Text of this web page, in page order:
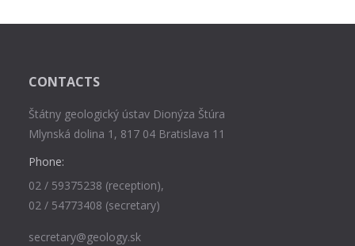
CONTACTS
Štátny geologický ústav Dionýza Štúra
Mlynská dolina 1, 817 04 Bratislava 11
Phone:
02 / 59375238 (reception),
02 / 54773408 (secretary)
secretary@geology.sk